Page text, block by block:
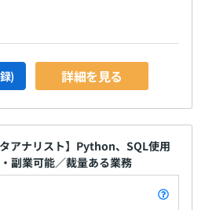
) 詳細を見る
アナリスト】Python、SQL使用
副業可能／裁量ある業務